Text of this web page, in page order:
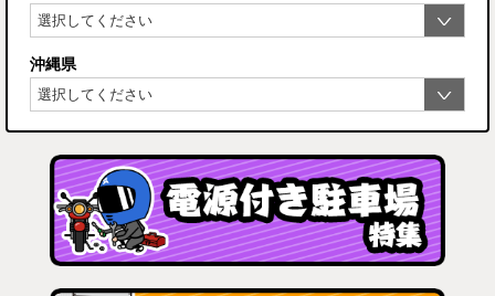
沖縄県